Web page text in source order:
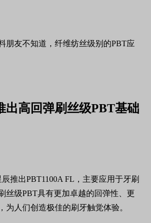
朋友不知道，纤维纺丝级别的PBT应
出高回弹刷丝级PBT基础
推出PBT1100A FL，主要应用于牙刷
丝级PBT具有更加卓越的回弹性、更
为人们创造极佳的刷牙触觉体验。